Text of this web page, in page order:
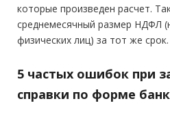
которые произведен расчет.
среднемесячный размер НДФЛ
физических лиц) за тот же срок.
5 частых ошибок при
справки по форме